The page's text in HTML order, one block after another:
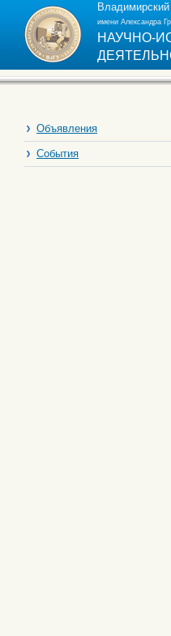
Владимирский
имени Александра
НАУЧНО-
Объявления
События